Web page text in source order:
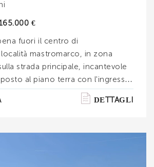
€
fuori il centro di
mastromarco, in zona
strada principale, incantevole
al piano terra con l'ingresso
vista sulla natura. entrando ci
soggiorno open-space con
DETTAGLI